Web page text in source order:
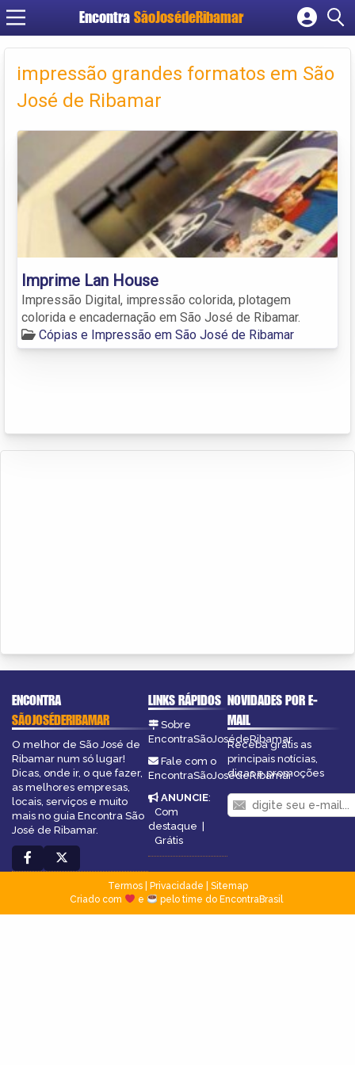
Encontra SãoJosédeRibamar
Cadastrar empresa
Criar conta
impressão grandes formatos em São
José de Ribamar
Imprime Lan House
Impressão Digital, impressão colorida, plotagem
colorida e encadernação em São José de Ribamar.
Cópias e Impressão em São José de Ribamar
ENCONTRA
SÃOJOSÉDERIBAMAR
O melhor de São José de
Ribamar num só lugar!
Dicas, onde ir, o que fazer,
as melhores empresas,
locais, serviços e muito
mais no guia Encontra São
José de Ribamar.
LINKS RÁPIDOS
Sobre
EncontraSãoJosédeRibamar
Fale com o
EncontraSãoJosédeRibamar
ANUNCIE:
Com
destaque |
Grátis
NOVIDADES POR E-
MAIL
Receba grátis as
principais notícias,
dicas e promoções
Termos| Privacidade
Sitemap
Criado com
e pelo time do EncontraBrasil